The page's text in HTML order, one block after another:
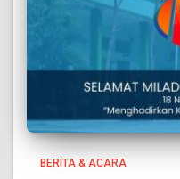
BERITA & ACARA